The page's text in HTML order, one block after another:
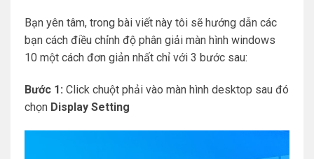
Bạn yên tâm, trong bài viết này tôi sẽ hướng dẫn các
bạn cách điều chỉnh độ phân giải màn hình windows
10 một cách đơn giản nhất chỉ với 3 bước sau:
Bước 1: Click chuột phải vào màn hình desktop sau đó
chọn Display Setting